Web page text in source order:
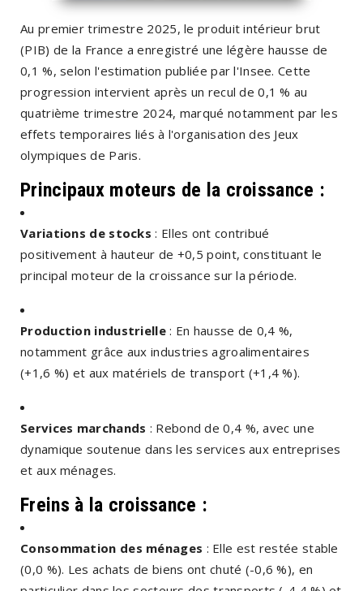
Au premier trimestre 2025, le produit intérieur brut
(PIB) de la France a enregistré une légère hausse de
0,1 %, selon l'estimation publiée par l'Insee. Cette
progression intervient après un recul de 0,1 % au
quatrième trimestre 2024, marqué notamment par les
effets temporaires liés à l'organisation des Jeux
olympiques de Paris.
Principaux moteurs de la croissance :
Variations de stocks : Elles ont contribué
positivement à hauteur de +0,5 point, constituant le
principal moteur de la croissance sur la période.
Production industrielle: En hausse de 0,4 %,
notamment grâce aux industries agroalimentaires
(+1,6 %) et aux matériels de transport (+1,4 %).
Services marchands : Rebond de 0,4 %, avec une
dynamique soutenue dans les services aux entreprises
et aux ménages.
Freins à la croissance :
Consommation des ménages : Elle est restée stable
(0,0 %). Les achats de biens ont chuté (-0,6 %), en